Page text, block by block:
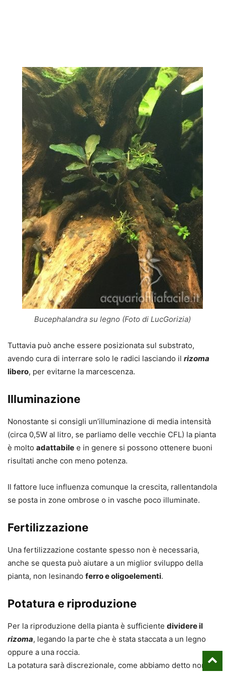
Bucephalandra su legno (Foto di LucGorizia)
Tuttavia può anche essere posizionata sul substrato,
avendo cura di interrare solo le radici lasciando il rizoma
libero, per evitarne la marcescenza.
Illuminazione
Nonostante si consigli un’illuminazione di media intensità
(circa 0,5W al litro, se parliamo delle vecchie CFL) la pianta
è molto adattabile e in genere si possono ottenere buoni
risultati anche con meno potenza.
Il fattore luce influenza comunque la crescita, rallentandola
se posta in zone ombrose o in vasche poco illuminate.
Fertilizzazione
Una fertilizzazione costante spesso non è necessaria,
anche se questa può aiutare a un miglior sviluppo della
pianta, non lesinando ferro e oligoelementi.
Potatura e riproduzione
Per la riproduzione della pianta è sufficiente dividere il
rizoma, legando la parte che è stata staccata a un legno
oppure a una roccia.
La potatura sarà discrezionale, come abbiamo detto non si